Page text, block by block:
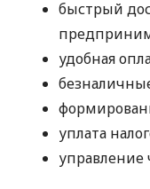
быстрый
удобная
уплата